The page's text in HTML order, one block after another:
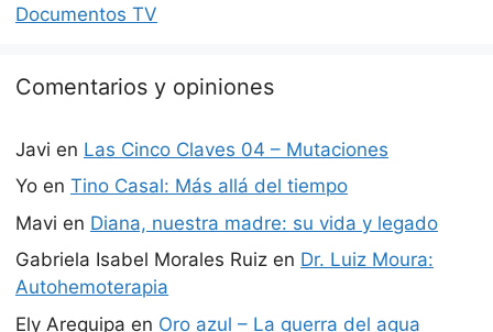
Documentos TV
Comentarios y opiniones
Javi en Las Cinco Claves 04 – Mutaciones
Yo en Tino Casal: Más allá del tiempo
Mavi en Diana, nuestra madre: su vida y legado
Gabriela Isabel Morales Ruiz en Dr. Luiz Moura:
Autohemoterapia
Ely Arequipa en Oro azul – La guerra del agua